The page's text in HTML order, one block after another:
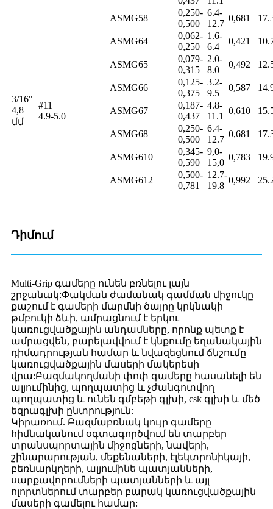
ASMG58
0,250-
0,500
6.4-
12.7
0,681
3/16"
4,8
մմ
#11
4.9-5.0
ASMG64
0,062-
0,250
1.6-
6.4
0,421
ASMG65
0,079-
0,315
2.0-
8.0
0,492
ASMG66
0,125-
0,375
3.2-
9.5
0,587
ASMG67
0,187-
0,437
4.8-
11.1
0,610
ASMG68
0,250-
0,500
6.4-
12.7
0,681
ASMG610
0,345-
0,590
9,0-
15,0
0,783
ASMG612
0,500-
0,781
12.7-
19.8
0,992
Դիմում
Multi-Grip գամերը ունեն բռնելու լայն
շրջանակ:Փակման ժամանակ գամման միջուկը
քաշում է գամերի մարմնի ծայրը կրկնակի
թմբուկի ձևի, ամրացնում է երկու
կառուցվածքային անդամները, որոնք պետք է
ամրացվեն, բարելավվում է կնքումը եղանակային
դիմադրության համար և նվազեցնում ճնշումը
կառուցվածքային մասերի մակերեսի
վրա:Բազմակողմանի փոփ գամերը հասանելի են
ալյումինից, պողպատից և չժանգոտվող
պողպատից և ունեն գմբեթի գլխի, csk գլխի և մեծ
եզրագլխի ընտրություն:
Կիրառում. Բազմաբռնակ կույր գամերը
հիմնականում օգտագործվում են տարբեր
տրանսպորտային միջոցների, նավերի,
շինարարության, մեքենաների, էլեկտրոնիկայի,
բեռնարկղերի, ալյումինե պատյանների,
սարքավորումների պատյանների և այլ
ոլորտներում տարբեր բարակ կառուցվածքային
մասերի գամելու համար: